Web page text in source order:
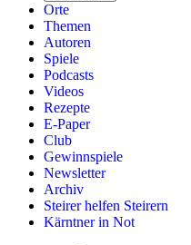
Orte
Themen
Autoren
Spiele
Podcasts
Videos
Rezepte
E-Paper
Club
Gewinnspiele
Newsletter
Archiv
Steirer helfen Steirern
Kärntner in Not